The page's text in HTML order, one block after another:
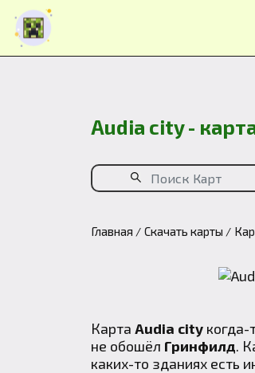
Audia city -
Главная Скачать карты
Карта Audia city когда-
не обошёл Гринфилд.
каких-то зданиях есть